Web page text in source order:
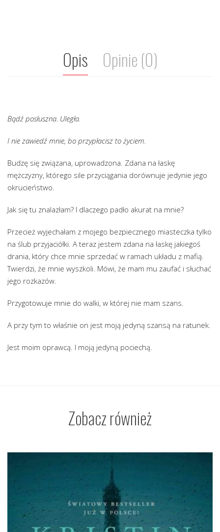
Opis Opinie (0)
Bądź posłuszna. Uległa.
I nie zawiedź mnie, bo przypłacisz to życiem.
Budzę się związana, uprowadzona. Zdana na łaskę
mężczyzny, którego sile przyciągania dorównuje jedynie jego
okrucieństwo.
Jak się tu znalazłam? I dlaczego padło akurat na mnie?
Przecież wyjechałam z mojego bezpiecznego miasteczka tylko
na ślub przyjaciółki. A teraz jestem zdana na łaskę jakiegoś
drania, który chce mnie sprzedać w ramach układu z mafią.
Twierdzi, że mnie wyszkoli. Mówi, że mam mu zaufać i słuchać
jego rozkazów.
Przygotowuje mnie do walki, w której nie mam szans.
A przy tym to właśnie on jest moją jedyną szansą na ratunek.
Jest moim oprawcą. I moją jedyną pociechą.
Zobacz również